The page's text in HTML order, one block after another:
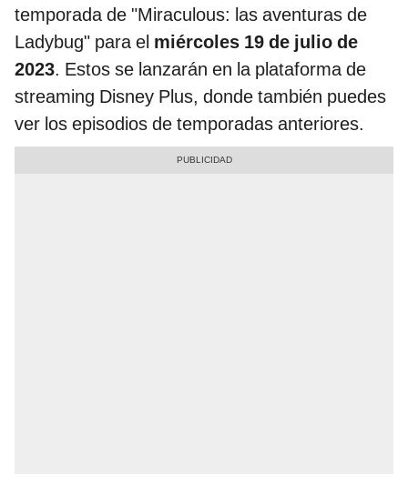
temporada de "Miraculous: las aventuras de
Ladybug" para el miércoles 19 de julio de
2023. Estos se lanzarán en la plataforma de
streaming Disney Plus, donde también puedes
ver los episodios de temporadas anteriores.